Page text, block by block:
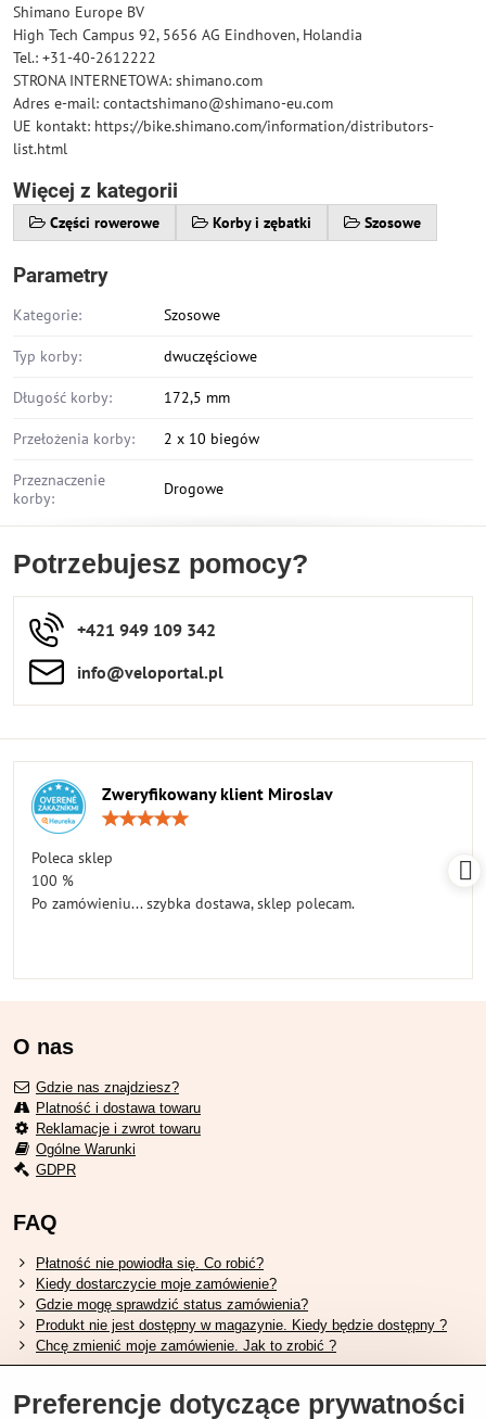
Shimano Europe BV
High Tech Campus 92, 5656 AG Eindhoven, Holandia
Tel.: +31-40-2612222
STRONA INTERNETOWA: shimano.com
Adres e-mail: contactshimano@shimano-eu.com
UE kontakt: https://bike.shimano.com/information/distributors-
list.html
Więcej z kategorii
Części rowerowe Korby i zębatki Szosowe
Parametry
Kategorie: Szosowe
Typ korby: dwuczęściowe
Długość korby: 172,5 mm
Przełożenia korby: 2 x 10 biegów
Przeznaczenie
korby:
Drogowe
Potrzebujesz pomocy?
+421 949 109 342
info​​@veloportal​.pl
Zweryfikowany klient Miroslav
Poleca sklep
100 %
Po zamówieniu... szybka dostawa, sklep polecam.
O nas
Gdzie nas znajdziesz?
Platność i dostawa towaru
Reklamacje i zwrot towaru
Ogólne Warunki
GDPR
FAQ
Płatność nie powiodła się. Co robić?
Kiedy dostarczycie moje zamówienie?
Gdzie mogę sprawdzić status zamówienia?
Produkt nie jest dostępny w magazynie. Kiedy będzie dostępny ?
Chcę zmienić moje zamówienie. Jak to zrobić ?
Przydatne linki
Preferencje dotyczące prywatności